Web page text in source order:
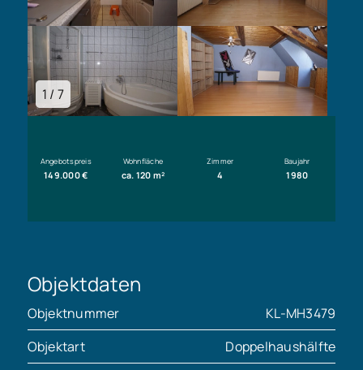
1 / 7
Angebotspreis
149.000 €
Wohnfläche
ca. 120 m²
Zimmer
4
Baujahr
1980
Objektdaten
Objektnummer
KL-MH3479
Objektart
Doppelhaushälfte